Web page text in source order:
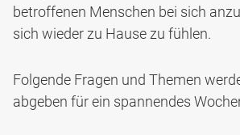
betroffenen Menschen bei sich
sich wieder zu Hause zu fühlen.
Folgende Fragen und Themen
abgeben für ein spannendes